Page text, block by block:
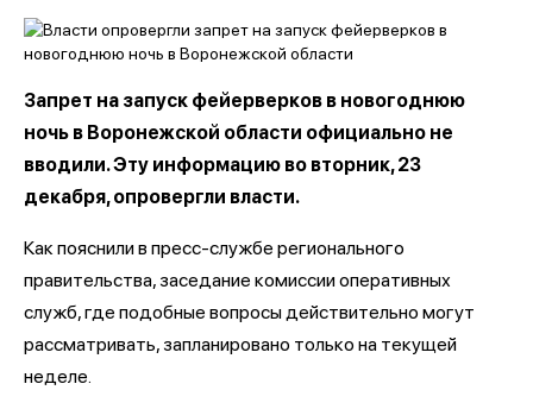
Запрет на запуск фейерверков в новогоднюю
ночь в Воронежской области официально не
вводили. Эту информацию во вторник, 23
декабря, опровергли власти.
Как пояснили в пресс-службе регионального
правительства, заседание комиссии оперативных
служб, где подобные вопросы действительно могут
рассматривать, запланировано только на текущей
неделе.